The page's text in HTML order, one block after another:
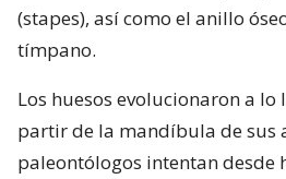
(stapes), así como el anillo
tímpano.
Los huesos evolucionaron a
partir de la mandíbula de sus
paleontólogos intentan desde